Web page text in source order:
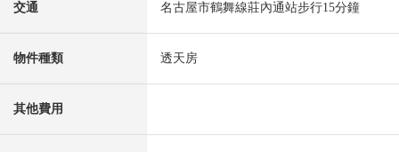
交通 名古屋市鶴舞線莊內通站步行15分鐘
物件種類 透天房
其他費用